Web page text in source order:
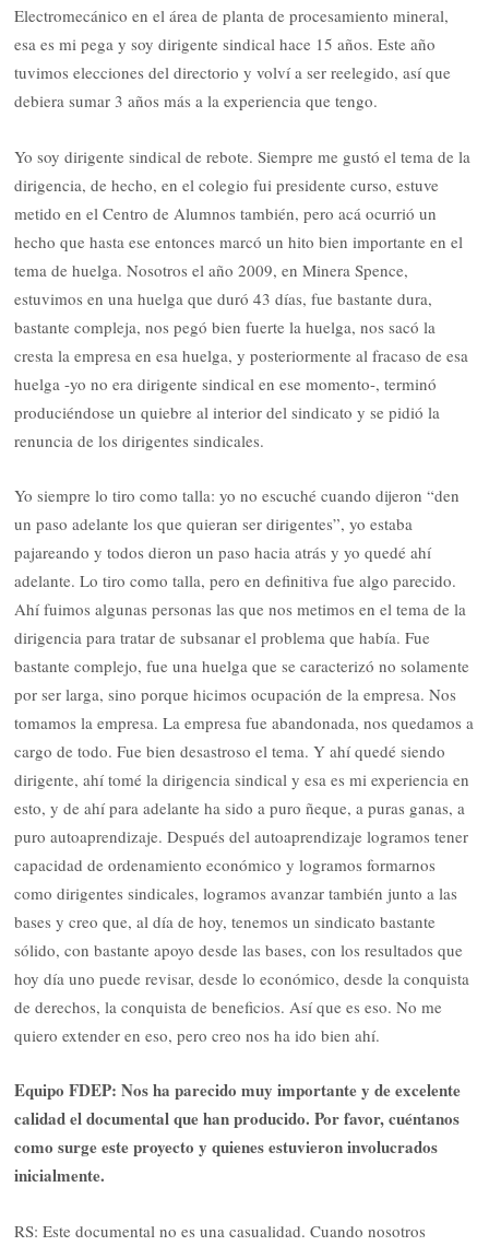
Electromecánico en el área de planta de procesamiento mineral,
esa es mi pega y soy dirigente sindical hace 15 años. Este año
tuvimos elecciones del directorio y volví a ser reelegido, así que
debiera sumar 3 años más a la experiencia que tengo.
Yo soy dirigente sindical de rebote. Siempre me gustó el tema de la
dirigencia, de hecho, en el colegio fui presidente curso, estuve
metido en el Centro de Alumnos también, pero acá ocurrió un
hecho que hasta ese entonces marcó un hito bien importante en el
tema de huelga. Nosotros el año 2009, en Minera Spence,
estuvimos en una huelga que duró 43 días, fue bastante dura,
bastante compleja, nos pegó bien fuerte la huelga, nos sacó la
cresta la empresa en esa huelga, y posteriormente al fracaso de esa
huelga -yo no era dirigente sindical en ese momento-, terminó
produciéndose un quiebre al interior del sindicato y se pidió la
renuncia de los dirigentes sindicales.
Yo siempre lo tiro como talla: yo no escuché cuando dijeron “den
un paso adelante los que quieran ser dirigentes”, yo estaba
pajareando y todos dieron un paso hacia atrás y yo quedé ahí
adelante. Lo tiro como talla, pero en definitiva fue algo parecido.
Ahí fuimos algunas personas las que nos metimos en el tema de la
dirigencia para tratar de subsanar el problema que había. Fue
bastante complejo, fue una huelga que se caracterizó no solamente
por ser larga, sino porque hicimos ocupación de la empresa. Nos
tomamos la empresa. La empresa fue abandonada, nos quedamos a
cargo de todo. Fue bien desastroso el tema. Y ahí quedé siendo
dirigente, ahí tomé la dirigencia sindical y esa es mi experiencia en
esto, y de ahí para adelante ha sido a puro ñeque, a puras ganas, a
puro autoaprendizaje. Después del autoaprendizaje logramos tener
capacidad de ordenamiento económico y logramos formarnos
como dirigentes sindicales, logramos avanzar también junto a las
bases y creo que, al día de hoy, tenemos un sindicato bastante
sólido, con bastante apoyo desde las bases, con los resultados que
hoy día uno puede revisar, desde lo económico, desde la conquista
de derechos, la conquista de beneficios. Así que es eso. No me
quiero extender en eso, pero creo nos ha ido bien ahí.
Equipo FDEP:Nos ha parecido muy importante y de excelente
calidad el documental que han producido. Por favor, cuéntanos
como surge este proyecto y quienes estuvieron involucrados
inicialmente.
RS: Este documental no es una casualidad. Cuando nosotros